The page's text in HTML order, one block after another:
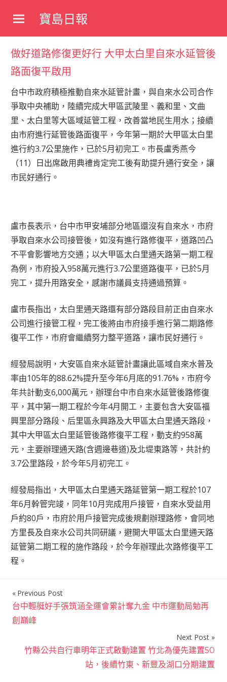
content
寶島日報
新
聞
網
做好道路修復更好行 大甲太白里自來水延管後
路面復平啟用
台中市政府積極推動自來水延管計畫，與自來水公司合作
爭取中央補助，陸續完成大甲區武陵里、義和里、文曲
里、太白里等大區域延管工程，改善當地民生用水；接續
由市府進行延管後路面復平，今年第一期於大甲區太白里
進行約3.7公里施作，已於5月初完工。市長盧秀燕今
（11）日出席啟用典禮肯定完工後有助提升通行安全，讓
市民好通行。
盧市長表示，台中市甲安埔部分地區還沒有自來水，市府
爭取自來水公司接管後，如沒有進行路修復平，道路凹凸
不平會影響地方交通；以大甲區太白里通天路第一期工程
為例，市府投入958萬元進行3.7公里道路復平，已於5月
完工，提升用路安全，感謝市議員支持通過預算。
盧市長指出，太白里通天路還有部分路段目前正由自來水
公司進行接管工程，完工後將由市府接手進行第二期路修
復平工作，市府會繼續努力整平道路，讓市民好通行。
經發局說明，大安區自來水延管計畫讓此區域自來水普及
率由105年的88.62%提升至今年6月底的91.76%，市府今
年共計動支6,000萬元，辦理台中市自來水延管後路修復
平，其中第一期工程於今年4月開工，主要包含大安區福
興里部分路段、后里區永興路及大甲區太白里通天路段，
其中大甲區太白里延管後路修復平工程，動支約958萬
元，主要辦理通天路(含週邊巷道)及北堤東路等，共計約
3.7公里路段，於今年5月初完工。
經發局指出，大甲區太白里通天路延管第一期工程於107
年6月幹管完竣，同年10月完成用戶接管，自來水受益用
戶約80戶，市府於用戶接管完成後規劃辦理路修，會同地
方里長及自來水公司共同研議，避開大甲區太白里通天路
延管第二期工程的施作路段，於今年辦理此次路修復平工
程。
文
章
Previous Post
台中輕艇好手張筑涵全運會累計奪九金 中市運動局勉再
創巔峰
Next Post
竹縣公共自行車明年正式啟動建置 竹北為優先建置50
站，後續竹東、新豐及湖口分期建置